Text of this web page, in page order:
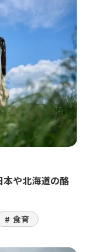
や北海道の酪
食育